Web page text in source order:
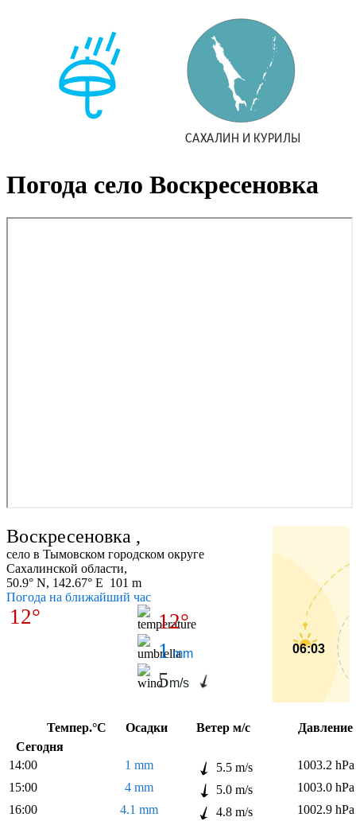
Погода село Воскресеновка
Воскресеновка ,
село в Тымовском городском округе
Сахалинской области,
50.9° N, 142.67° E 101 m
Погода на ближайший час
12°
12°
1mm
5m/s
06:03
Темпер.°C Осадки Ветер м/с
Сегодня
14:00
1 mm 5.5 m/s
1003.2 hPa
15:00
4 mm 5.0 m/s
1003.0 hPa
16:00
4.1 mm 4.8 m/s
1002.9 hPa